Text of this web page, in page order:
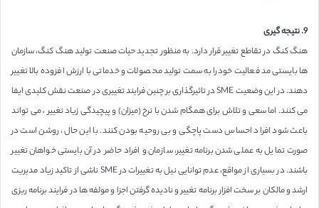
9. نتیجه گیری
هنگ کنگ در تقاطع تغییر قرار دارد. به منظور تجدید حیات صنعت تولید هنگ کنگ، سازمان
ها بایستی مد فعالیت خودرا به سمت تولید محصولات و خدماتی با ارزش افزوده بالا تغییر
دهند. در این وضعیت SME در تاثیرگذاری بر چنین فرایند تغییری در صنعت نقش کلیدی ایفا
می کنند. اما سعی و تلاش برای همگام شدن با نرخ (میزان) و پیچیدگی زیاد تغییر ، می تواند
باعث شود افراد احساس دست پاچگی و بی روحیه بودن کنند. با این حال، روشن است در
صورت تمایل به عملی شدن برنامه تغییر، سازمان و افراد حاضر در آن بایستی خواهان تغییر
باشند. در بسیاری از مواقع، عدم توانایی نیل به تغییرات در SME ناشی از تاکید زیاد مدیریت
ارشد و مالکان بر سخت افزار برنامه تغییر و نادیده گرفتن اجزا و مولفه ها در فرایند برنامه ریزی